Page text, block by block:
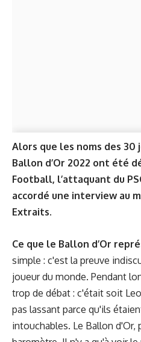
Alors que les noms des 30
Ballon d’Or 2022 ont été
Football, l’attaquant du
accordé une interview au
Extraits.
Ce que le Ballon d’Or
simple : c'est la preuve
joueur du monde. Pendant
trop de débat : c'était soit
pas lassant parce qu'ils
intouchables. Le Ballon d'Or,